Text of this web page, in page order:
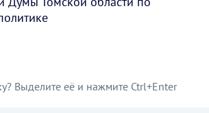
Выделите её и нажмите Ctrl+Enter